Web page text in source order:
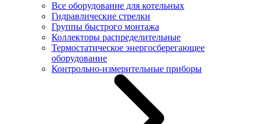
Все оборудование для котельных
Гидравлические стрелки
Группы быстрого монтажа
Коллекторы распределительные
Термостатическое энергосберегающее
оборудование
Контрольно-измерительные приборы